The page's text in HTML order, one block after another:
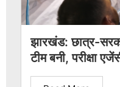
झारखंड: छात्र-
टीम बनी, परीक्षा